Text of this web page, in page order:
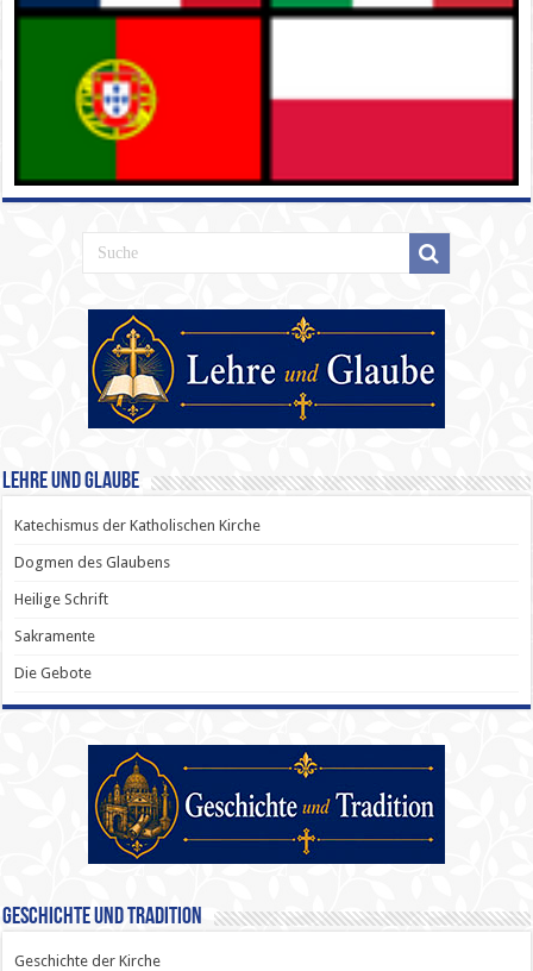
Lehre und Glaube
Katechismus der Katholischen Kirche
Dogmen des Glaubens
Heilige Schrift
Sakramente
Die Gebote
Geschichte und Tradition
Geschichte der Kirche